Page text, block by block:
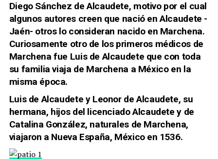
Diego Sánchez de Alcaudete, motivo por el cual
algunos autores creen que nació en Alcaudete -
Jaén- otros lo consideran nacido en Marchena.
Curiosamente otro de los primeros médicos de
Marchena fue Luis de Alcaudete que con toda
su familia viaja de Marchena a México en la
misma época.
Luis de Alcaudete y Leonor de Alcaudete, su
hermana, hijos del licenciado Alcaudete y de
Catalina González, naturales de Marchena,
viajaron a Nueva España, México en 1536.